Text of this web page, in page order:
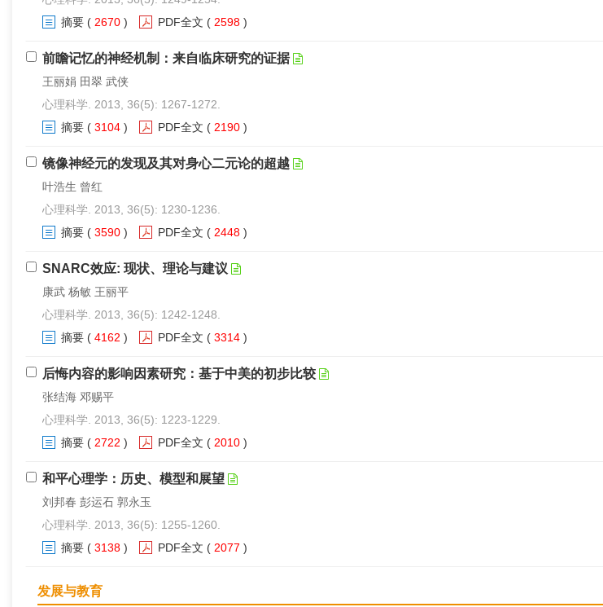
摘要 ( 2670 ) PDF全文 ( 2598 )
前瞻记忆的神经机制：来自临床研究的证据
王丽娟 田翠 武侠
心理科学. 2013, 36(5): 1267-1272.
摘要 ( 3104 ) PDF全文 ( 2190 )
镜像神经元的发现及其对身心二元论的超越
叶浩生 曾红
心理科学. 2013, 36(5): 1230-1236.
摘要 ( 3590 ) PDF全文 ( 2448 )
SNARC效应: 现状、理论与建议
康武 杨敏 王丽平
心理科学. 2013, 36(5): 1242-1248.
摘要 ( 4162 ) PDF全文 ( 3314 )
后悔内容的影响因素研究：基于中美的初步比较
张结海 邓赐平
心理科学. 2013, 36(5): 1223-1229.
摘要 ( 2722 ) PDF全文 ( 2010 )
和平心理学：历史、模型和展望
刘邦春 彭运石 郭永玉
心理科学. 2013, 36(5): 1255-1260.
摘要 ( 3138 ) PDF全文 ( 2077 )
发展与教育